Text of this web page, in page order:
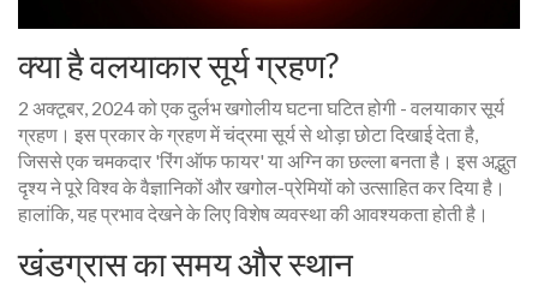
क्या है वलयाकार सूर्य ग्रहण?
2 अक्टूबर, 2024 को एक दुर्लभ खगोलीय घटना घटित होगी - वलयाकार सूर्य
ग्रहण। इस प्रकार के ग्रहण में चंद्रमा सूर्य से थोड़ा छोटा दिखाई देता है,
जिससे एक चमकदार 'रिंग ऑफ फायर' या अग्नि का छल्ला बनता है। इस अद्भुत
दृश्य ने पूरे विश्व के वैज्ञानिकों और खगोल-प्रेमियों को उत्साहित कर दिया है।
हालांकि, यह प्रभाव देखने के लिए विशेष व्यवस्था की आवश्यकता होती है।
खंडग्रास का समय और स्थान